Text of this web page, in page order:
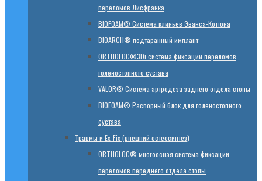
переломов Лисфранка
BIOFOAM® Система клиньев Эванса-Коттона
BIOARCH® подтаранный имплант
ORTHOLOC®3Di система фиксации переломов
голеностопного сустава
VALOR® Система артродеза заднего отдела стопы
BIOFOAM® Распорный блок для голеностопного
сустава
Травмы и Ex-Fix (внешний остеосинтез)
ORTHOLOC® многоосная система фиксации
переломов переднего отдела стопы